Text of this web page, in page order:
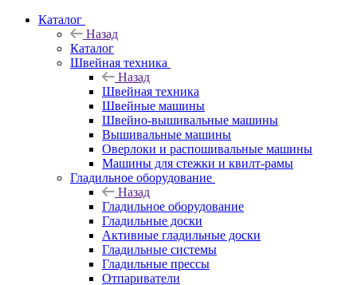
Каталог
Назад
Каталог
Швейная техника
Назад
Швейная техника
Швейные машины
Швейно-вышивальные машины
Вышивальные машины
Оверлоки и распошивальные машины
Машины для стежки и квилт-рамы
Гладильное оборудование
Назад
Гладильное оборудование
Гладильные доски
Активные гладильные доски
Гладильные системы
Гладильные прессы
Отпариватели